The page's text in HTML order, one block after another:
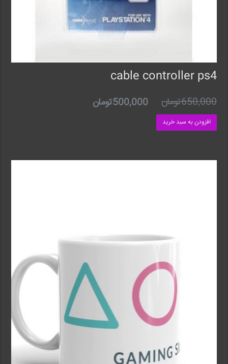
cable controller ps4
650,000تومان 500,000تومان
افزودن به سبد خرید